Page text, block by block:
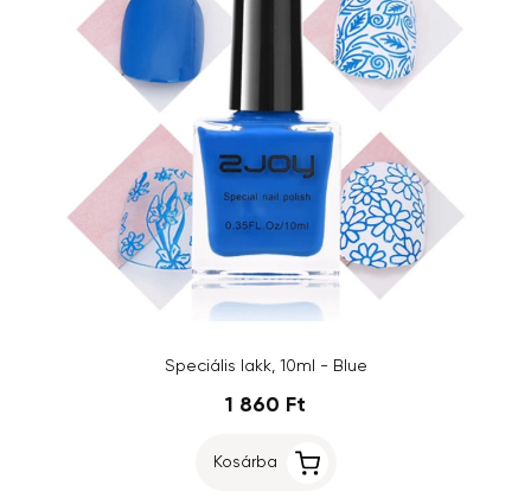
Speciális lakk, 10ml - Blue
1 860 Ft
Kosárba